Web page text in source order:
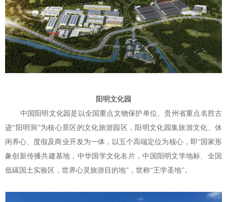
阳明文化园
中国阳明文化园是以全国重点文物保护单位、贵州省重点名胜古
迹“阳明洞”为核心景区的文化旅游园区，阳明文化园集旅游文化、休
闲养心、度假及商业开发为一体，以五个高端定位为核心，即“国家形
象创新传播共建基地，中华国学文化名片，中国阳明文学地标、全国
低碳国土实验区，世界心灵旅游目的地”，世称“王学圣地”。